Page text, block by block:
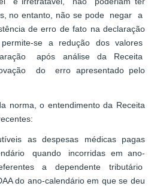
no entanto, não se pode negar a
de erro de fato na declaração
permite-se a redução dos valores
após análise da Receita
do erro apresentado pelo
norma, o entendimento da Receita
as despesas médicas pagas
quando incorridas em ano-
a dependente tributário
do ano-calendário em que se deu